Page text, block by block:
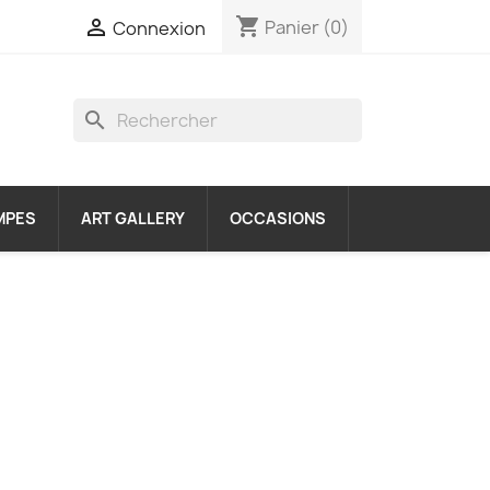
 Connexion shopping_cart Panier (0)
search
ART GALLERY OCCASIONS